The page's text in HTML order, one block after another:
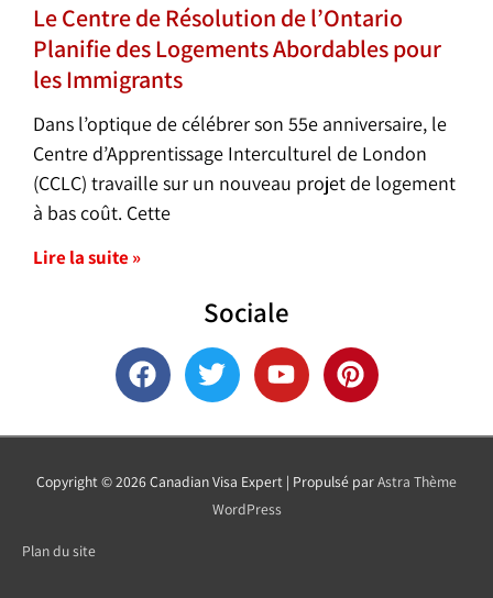
Le Centre de Résolution de l’Ontario
Planifie des Logements Abordables pour
les Immigrants
Dans l’optique de célébrer son 55e anniversaire, le
Centre d’Apprentissage Interculturel de London
(CCLC) travaille sur un nouveau projet de logement
à bas coût. Cette
Lire la suite »
Sociale
F
a
c
e
b
o
T
w
i
t
t
e
r
Y
o
u
t
u
b
e
P
i
n
t
e
r
Copyright © 2026Canadian Visa Expert | Propulsé parAstra Thème
WordPress
Plan du site